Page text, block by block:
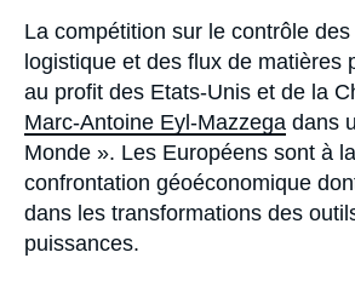
Accroche
La compétition sur le contrôle
logistique et des flux de matières
au profit des Etats-Unis et de la
Marc-Antoine Eyl-Mazzega dans
Monde ». Les Européens sont à
confrontation géoéconomique
dans les transformations des
puissances.